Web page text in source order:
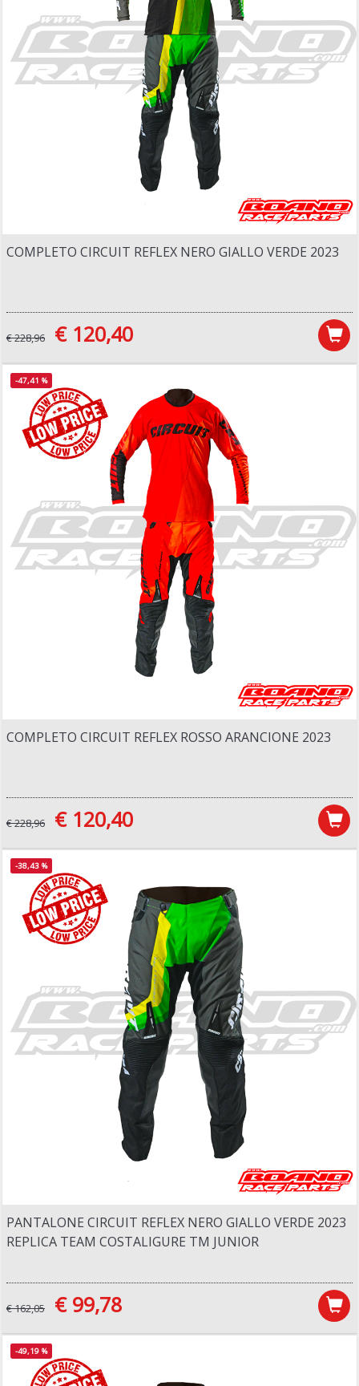
COMPLETO CIRCUIT REFLEX NERO GIALLO VERDE 2023
€ 228,96 € 120,40
-47,41 %
COMPLETO CIRCUIT REFLEX ROSSO ARANCIONE 2023
€ 228,96 € 120,40
-38,43 %
PANTALONE CIRCUIT REFLEX NERO GIALLO VERDE 2023
REPLICA TEAM COSTALIGURE TM JUNIOR
€ 162,05 € 99,78
-49,19 %